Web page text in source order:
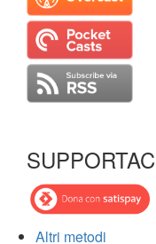
Altri metodi